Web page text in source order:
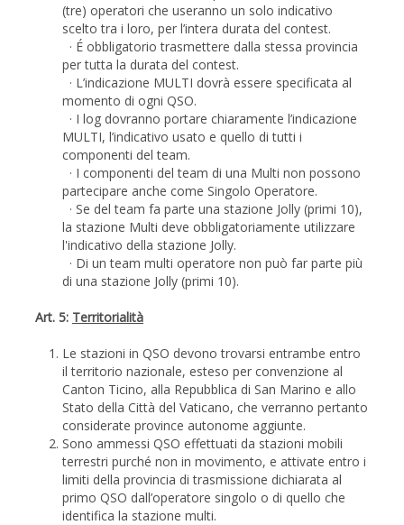
(tre) operatori che useranno un solo indicativo
scelto tra i loro, per l’intera durata del contest.
· É obbligatorio trasmettere dalla stessa provincia
per tutta la durata del contest.
· L’indicazione MULTI dovrà essere specificata al
momento di ogni QSO.
· I log dovranno portare chiaramente l’indicazione
MULTI, l’indicativo usato e quello di tutti i
componenti del team.
· I componenti del team di una Multi non possono
partecipare anche come Singolo Operatore.
· Se del team fa parte una stazione Jolly (primi 10),
la stazione Multi deve obbligatoriamente utilizzare
l'indicativo della stazione Jolly.
· Di un team multi operatore non può far parte più
di una stazione Jolly (primi 10).
Art. 5: Territorialità
Le stazioni in QSO devono trovarsi entrambe entro
il territorio nazionale, esteso per convenzione al
Canton Ticino, alla Repubblica di San Marino e allo
Stato della Città del Vaticano, che verranno pertanto
considerate province autonome aggiunte.
Sono ammessi QSO effettuati da stazioni mobili
terrestri purché non in movimento, e attivate entro i
limiti della provincia di trasmissione dichiarata al
primo QSO dall’operatore singolo o di quello che
identifica la stazione multi.